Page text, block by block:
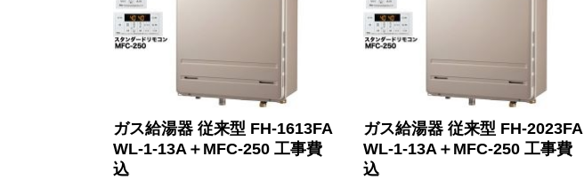
ガス給湯器 従来型 FH-1613FA
WL-1-13A＋MFC-250 工事費
込
ガス給湯器 従来型 FH-2023FA
WL-1-13A＋MFC-250 工事費
込